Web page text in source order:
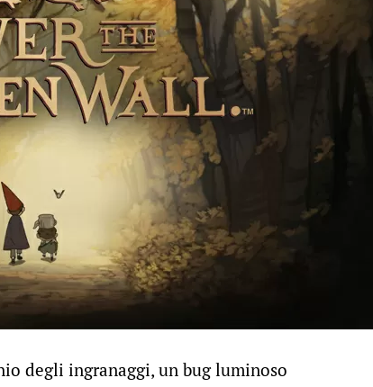
degli ingranaggi, un bug luminoso